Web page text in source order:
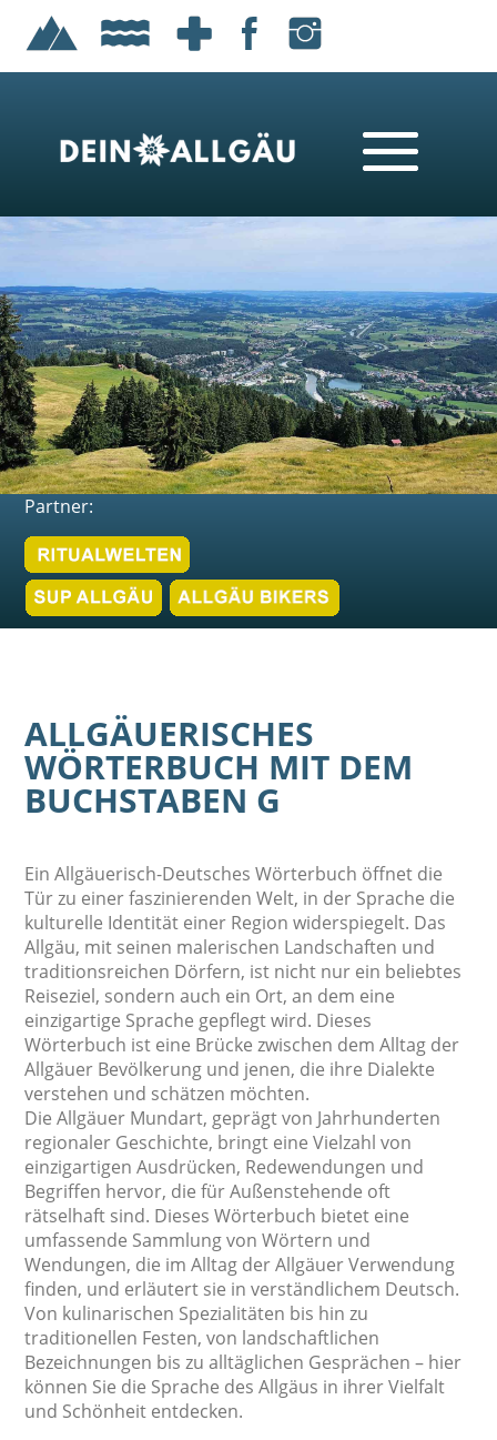
Partner:
ALLGÄUERISCHES
WÖRTERBUCH MIT DEM
BUCHSTABEN G
Ein Allgäuerisch-Deutsches Wörterbuch öffnet die
Tür zu einer faszinierenden Welt, in der Sprache die
kulturelle Identität einer Region widerspiegelt. Das
Allgäu, mit seinen malerischen Landschaften und
traditionsreichen Dörfern, ist nicht nur ein beliebtes
Reiseziel, sondern auch ein Ort, an dem eine
einzigartige Sprache gepflegt wird. Dieses
Wörterbuch ist eine Brücke zwischen dem Alltag der
Allgäuer Bevölkerung und jenen, die ihre Dialekte
verstehen und schätzen möchten.
Die Allgäuer Mundart, geprägt von Jahrhunderten
regionaler Geschichte, bringt eine Vielzahl von
einzigartigen Ausdrücken, Redewendungen und
Begriffen hervor, die für Außenstehende oft
rätselhaft sind. Dieses Wörterbuch bietet eine
umfassende Sammlung von Wörtern und
Wendungen, die im Alltag der Allgäuer Verwendung
finden, und erläutert sie in verständlichem Deutsch.
Von kulinarischen Spezialitäten bis hin zu
traditionellen Festen, von landschaftlichen
Bezeichnungen bis zu alltäglichen Gesprächen – hier
können Sie die Sprache des Allgäus in ihrer Vielfalt
und Schönheit entdecken.